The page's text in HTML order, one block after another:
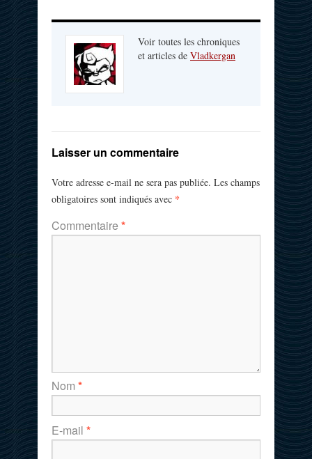
Voir toutes les chroniques
et articles de Vladkergan
Laisser un commentaire
Votre adresse e-mail ne sera pas publiée. Les champs
obligatoires sont indiqués avec *
Commentaire *
Nom *
E-mail *